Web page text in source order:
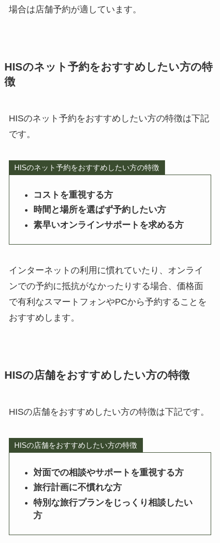
場合は店舗予約が適しています。
HISのネット予約をおすすめしたい方の特
徴
HISのネット予約をおすすめしたい方の特徴は下記
です。
HISのネット予約をおすすめしたい方の特徴
コストを重視する方
時間と場所を選ばず予約したい方
素早いオンラインサポートを求める方
インターネットの利用に慣れていたり、オンライ
ンでの予約に抵抗がなかったりする場合、価格面
で有利なスマートフォンやPCから予約することを
おすすめします。
HISの店舗をおすすめしたい方の特徴
HISの店舗をおすすめしたい方の特徴は下記です。
HISの店舗をおすすめしたい方の特徴
対面での相談やサポートを重視する方
旅行計画に不慣れな方
特別な旅行プランをじっくり相談したい
方